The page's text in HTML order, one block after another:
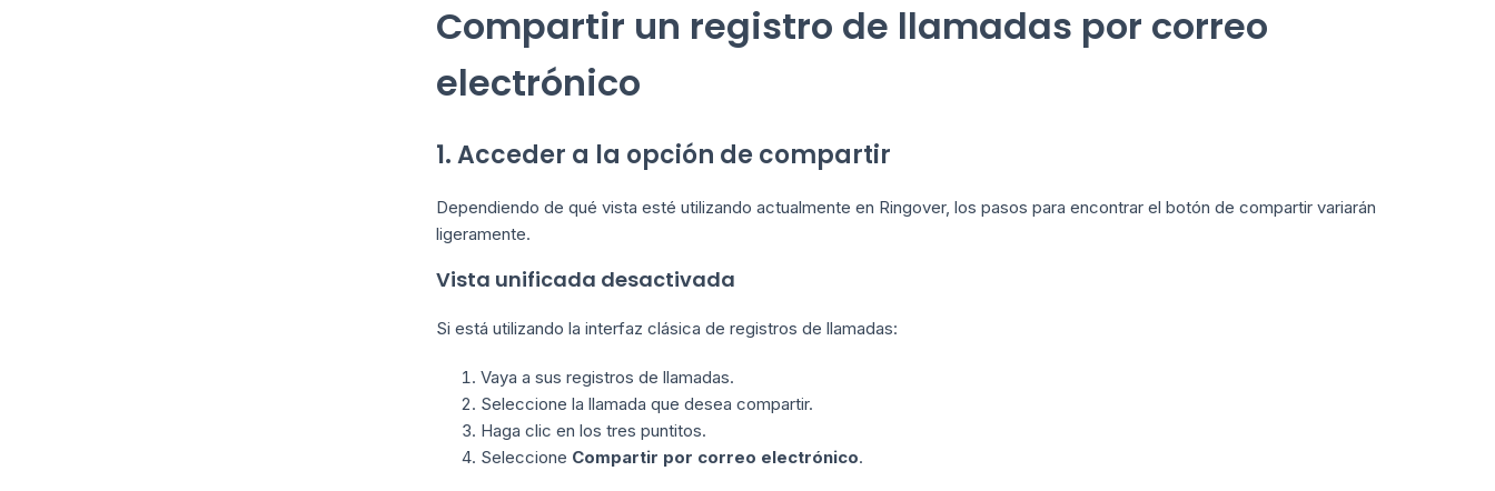
Compartir un registro de llamadas por correo
electrónico
1. Acceder a la opción de compartir
Dependiendo de qué vista esté utilizando actualmente en Ringover, los pasos para encontrar el botón de compartir variarán
ligeramente.
Vista unificada desactivada
Si está utilizando la interfaz clásica de registros de llamadas:
Vaya a sus registros de llamadas.
Seleccione la llamada que desea compartir.
Haga clic en los tres puntitos.
Seleccione Compartir por correo electrónico.